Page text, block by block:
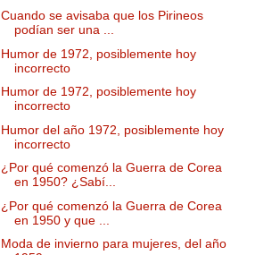
Cuando se avisaba que los Pirineos
podían ser una ...
Humor de 1972, posiblemente hoy
incorrecto
Humor de 1972, posiblemente hoy
incorrecto
Humor del año 1972, posiblemente hoy
incorrecto
¿Por qué comenzó la Guerra de Corea
en 1950? ¿Sabí...
¿Por qué comenzó la Guerra de Corea
en 1950 y que ...
Moda de invierno para mujeres, del año